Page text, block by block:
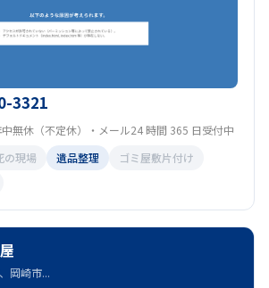
3321
無休（不定休）・メール24 時間 365 日受付中
の現場 遺品整理
ゴミ屋敷片付け
岡崎市...